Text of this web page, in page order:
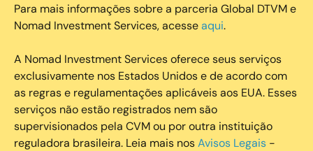
Para mais informações sobre a parceria Global DTVM e
Nomad Investment Services, acesseaqui.
A Nomad Investment Services oferece seus serviços
exclusivamente nos Estados Unidos e de acordo com
as regras e regulamentações aplicáveis aos EUA. Esses
serviços não estão registrados nem são
supervisionados pela CVM ou por outra instituição
reguladora brasileira. Leia mais nosAvisos Legais -